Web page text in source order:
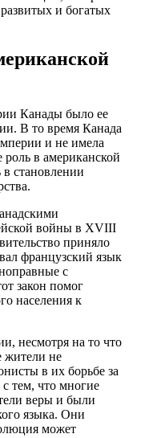
и богатых
Канады было ее
В то время Канада
и не имела
роль в американской
становлении
войны в XVIII
приняло
французский язык
с
закон помог
населения к
несмотря на то что
жители не
в их борьбе за
тем, что многие
веры и были
языка. Они
может